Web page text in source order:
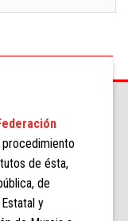
de ésta,
de
y